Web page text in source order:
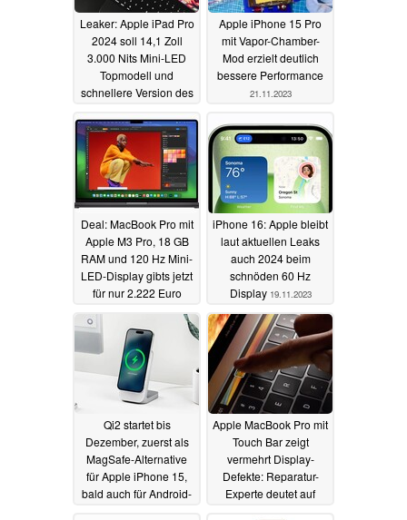
Leaker: Apple iPad Pro
2024 soll 14,1 Zoll
3.000 Nits Mini-LED
Topmodell und
schnellere Version des
21.11.2023
Apple iPhone 15 Pro
mit Vapor-Chamber-
Mod erzielt deutlich
bessere Performance
21.11.2023
Deal: MacBook Pro mit
Apple M3 Pro, 18 GB
RAM und 120 Hz Mini-
LED-Display gibts jetzt
für nur 2.222 Euro
20.11.2023
iPhone 16: Apple bleibt
laut aktuellen Leaks
auch 2024 beim
schnöden 60 Hz
Display 19.11.2023
Qi2 startet bis
Dezember, zuerst als
MagSafe-Alternative
für Apple iPhone 15,
bald auch für Android-
Apple MacBook Pro mit
Touch Bar zeigt
vermehrt Display-
Defekte: Reparatur-
Experte deutet auf